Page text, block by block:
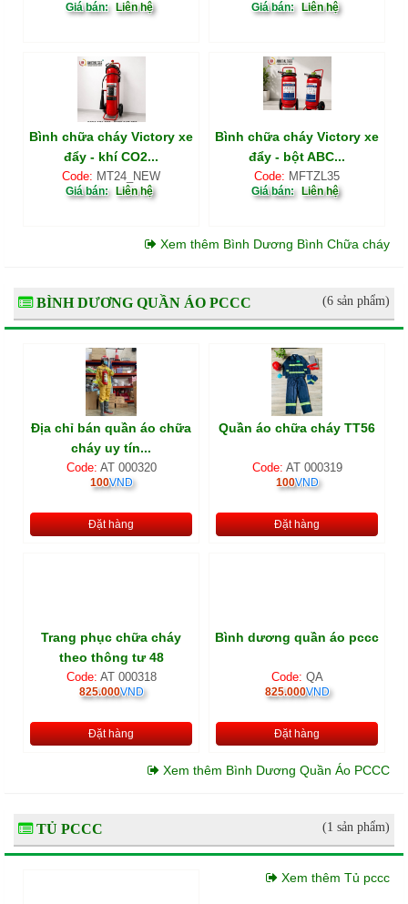
Giá bán: Liên hệ
Giá bán: Liên hệ
Bình chữa cháy Victory xe
đẩy - khí CO2...
Code: MT24_NEW
Giá bán: Liên hệ
Bình chữa cháy Victory xe
đẩy - bột ABC...
Code: MFTZL35
Giá bán: Liên hệ
Xem thêm Bình Dương Bình Chữa cháy
BÌNH DƯƠNG QUẦN ÁO PCCC (6 sản phẩm)
Địa chỉ bán quần áo chữa
cháy uy tín...
Code: AT 000320
100VND
Đặt hàng
Quần áo chữa cháy TT56
Code: AT 000319
100VND
Đặt hàng
Trang phục chữa cháy
theo thông tư 48
Code: AT 000318
825.000VND
Đặt hàng
Bình dương quần áo pccc
Code: QA
825.000VND
Đặt hàng
Xem thêm Bình Dương Quần Áo PCCC
TỦ PCCC (1 sản phẩm)
Xem thêm Tủ pccc